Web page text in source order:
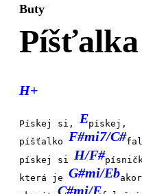
Buty
Píšťalka
H+
Pískej si, Epískej,
píšťalko F#mi7/C#
pískej si H/F#
která je G#mi/Eb
C#mi/E